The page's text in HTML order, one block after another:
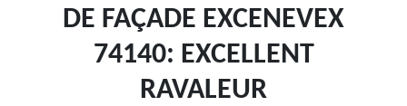
DE FAÇADE EXCENEVEX
74140: EXCELLENT
RAVALEUR